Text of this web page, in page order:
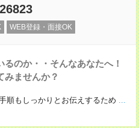
WEB登録・面接OK
るのか・・そんなあなたへ！
みませんか？
順もしっかりとお伝えするため ...